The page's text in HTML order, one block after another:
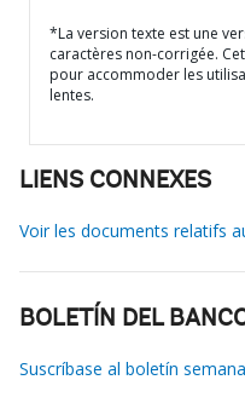
*La version texte est une
caractères non-corrigée.
pour accommoder les
lentes.
LIENS CONNEXES
Voir les documents relatifs
BOLETÍN DEL
Suscríbase al boletín